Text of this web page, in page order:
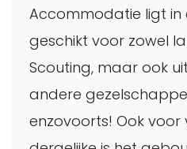
Accommodatie ligt
geschikt voor zowel
Scouting, maar ook
andere
enzovoorts! Ook